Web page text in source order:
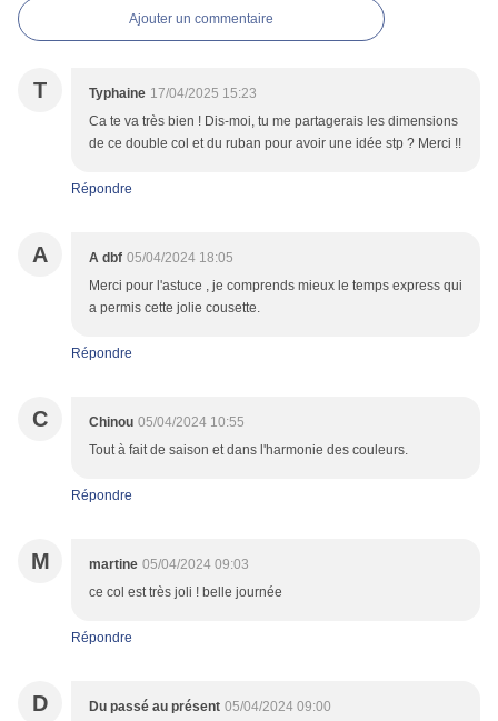
Ajouter un commentaire
T Typhaine 17/04/2025 15:23
Ca te va très bien ! Dis-moi, tu me partagerais les dimensions
de ce double col et du ruban pour avoir une idée stp ? Merci !!
Répondre
A A dbf 05/04/2024 18:05
Merci pour l'astuce , je comprends mieux le temps express qui
a permis cette jolie cousette.
Répondre
C Chinou 05/04/2024 10:55
Tout à fait de saison et dans l'harmonie des couleurs.
Répondre
M martine 05/04/2024 09:03
ce col est très joli ! belle journée
Répondre
D Du passé au présent 05/04/2024 09:00